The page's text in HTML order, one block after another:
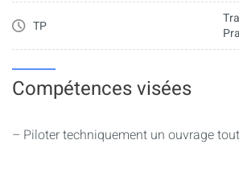
TP
Compétences visées
– Piloter techniquement un ouvrage